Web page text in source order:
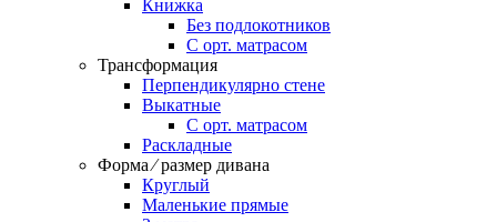
Книжка
Без подлокотников
С орт. матрасом
Трансформация
Перпендикулярно стене
Выкатные
С орт. матрасом
Раскладные
Форма ⁄ размер дивана
Круглый
Маленькие прямые